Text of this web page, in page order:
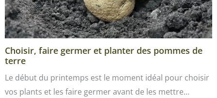
Choisir, faire germer et planter des pommes de
terre
Le début du printemps est le moment idéal pour choisir
vos plants et les faire germer avant de les mettre…